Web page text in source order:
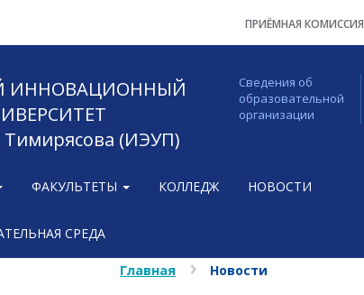
ПРИЁМНАЯ КОМИССИЯ
ИННОВАЦИОННЫЙ
Тимирясова (ИЭУП)
Сведения об
образовательной
организации
ФАКУЛЬТЕТЫ КОЛЛЕДЖ НОВОСТИ
СРЕДА
Главная Новости